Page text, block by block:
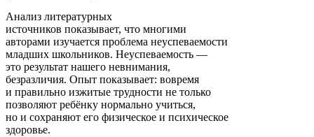
Анализ литературных
источников показывает, что многими
авторами изучается проблема неуспеваемости
младших школьников. Неуспеваемость —
это результат нашего невнимания,
безразличия. Опыт показывает: вовремя
и правильно изжитые трудности не только
позволяют ребёнку нормально учиться,
но и сохраняют его физическое и психическое
здоровье.